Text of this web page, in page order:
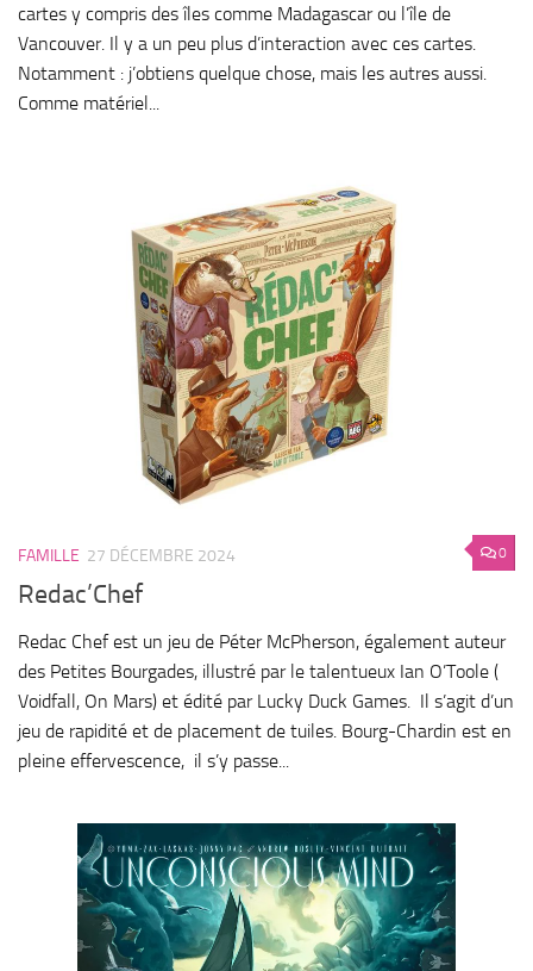
cartes y compris des îles comme Madagascar ou l’île de
Vancouver. Il y a un peu plus d’interaction avec ces cartes.
Notamment : j’obtiens quelque chose, mais les autres aussi.
Comme matériel...
0
FAMILLE 27 DÉCEMBRE 2024
Redac’Chef
Redac Chef est un jeu de Péter McPherson, également auteur
des Petites Bourgades, illustré par le talentueux Ian O’Toole (
Voidfall, On Mars) et édité par Lucky Duck Games. Il s’agit d’un
jeu de rapidité et de placement de tuiles. Bourg-Chardin est en
pleine effervescence, il s’y passe...